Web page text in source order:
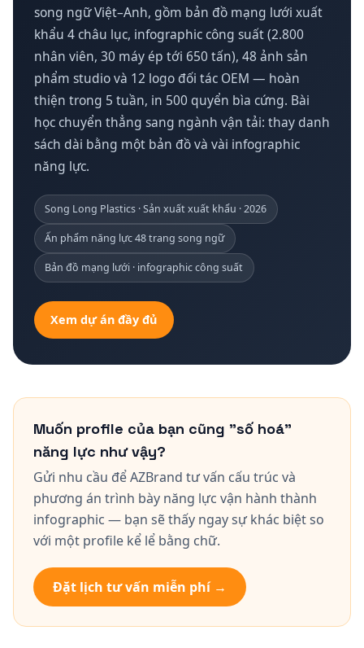
song ngữ Việt–Anh, gồm bản đồ mạng lưới xuất
khẩu 4 châu lục, infographic công suất (2.800
nhân viên, 30 máy ép tới 650 tấn), 48 ảnh sản
phẩm studio và 12 logo đối tác OEM — hoàn
thiện trong 5 tuần, in 500 quyển bìa cứng. Bài
học chuyển thẳng sang ngành vận tải: thay danh
sách dài bằng một bản đồ và vài infographic
năng lực.
Song Long Plastics · Sản xuất xuất khẩu · 2026
Ấn phẩm năng lực 48 trang song ngữ
Bản đồ mạng lưới · infographic công suất
Xem dự án đầy đủ
Muốn profile của bạn cũng "số hoá"
năng lực như vậy?
Gửi nhu cầu để AZBrand tư vấn cấu trúc và
phương án trình bày năng lực vận hành thành
infographic — bạn sẽ thấy ngay sự khác biệt so
với một profile kể lể bằng chữ.
Đặt lịch tư vấn miễn phí →